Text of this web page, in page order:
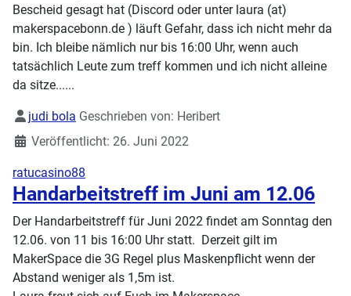
Bescheid gesagt hat (Discord oder unter laura (at)
makerspacebonn.de ) läuft Gefahr, dass ich nicht mehr da
bin. Ich bleibe nämlich nur bis 16:00 Uhr, wenn auch
tatsächlich Leute zum treff kommen und ich nicht alleine
da sitze......
Details
judi bola Geschrieben von: Heribert
Veröffentlicht: 26. Juni 2022
ratucasino88
Handarbeitstreff im Juni am 12.06
Der Handarbeitstreff für Juni 2022 findet am Sonntag den
12.06. von 11 bis 16:00 Uhr statt. Derzeit gilt im
MakerSpace die 3G Regel plus Maskenpflicht wenn der
Abstand weniger als 1,5m ist.